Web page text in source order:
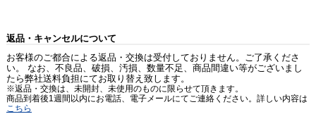
返品・キャンセルについて
お客様のご都合による返品・交換は受付しておりません。ご了承くださ
い。 なお、不良品、破損、汚損、数量不足、商品間違い等がございまし
たら弊社送料負担にてお取り替え致します。
※返品・交換は、未開封、未使用のものに限らせて頂きます。
商品到着後1週間以内にお電話、電子メールにてご連絡ください。詳しい内容は
こちら